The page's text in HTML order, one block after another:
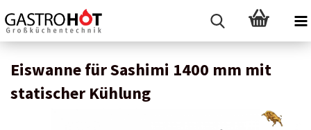
Eiswanne für Sashimi 1400 mm mit
statischer Kühlung